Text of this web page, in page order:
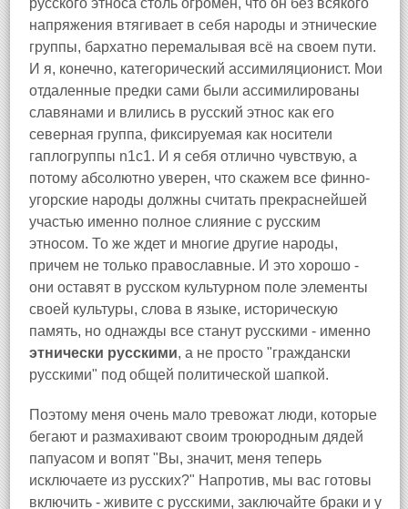
русского этноса столь огромен, что он без всякого
напряжения втягивает в себя народы и этнические
группы, бархатно перемалывая всё на своем пути.
И я, конечно, категорический ассимиляционист. Мои
отдаленные предки сами были ассимилированы
славянами и влились в русский этнос как его
северная группа, фиксируемая как носители
гаплогруппы n1c1. И я себя отлично чувствую, а
потому абсолютно уверен, что скажем все финно-
угорские народы должны считать прекраснейшей
участью именно полное слияние с русским
этносом. То же ждет и многие другие народы,
причем не только православные. И это хорошо -
они оставят в русском культурном поле элементы
своей культуры, слова в языке, историческую
память, но однажды все станут русскими - именно
этнически русскими, а не просто "граждански
русскими" под общей политической шапкой.
Поэтому меня очень мало тревожат люди, которые
бегают и размахивают своим троюродным дядей
папуасом и вопят "Вы, значит, меня теперь
исключаете из русских?" Напротив, мы вас готовы
включить - живите с русскими, заключайте браки и у